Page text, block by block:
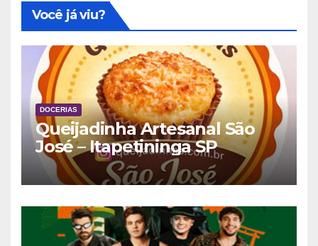
Você já viu?
DOCERIAS
Queijadinha Artesanal São
José – Itapetininga SP